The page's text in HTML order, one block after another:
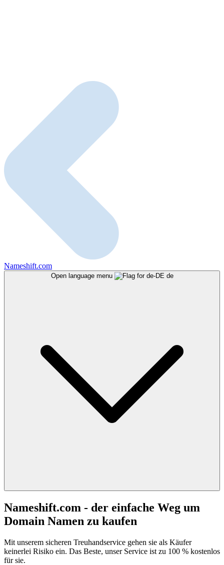
Nameshift.com
Open language menu de
Nameshift.com - der einfache Weg um
Domain Namen zu kaufen
Mit unserem sicheren Treuhandservice gehen sie als Käufer
keinerlei Risiko ein. Das Beste, unser Service ist zu 100 % kostenlos
für sie.